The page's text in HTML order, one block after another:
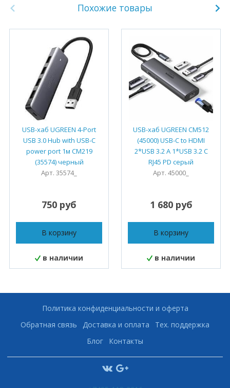
Похожие товары
USB-хаб UGREEN 4-Port
USB 3.0 Hub with USB-C
power port 1м CM219
(35574) черный
Арт. 35574_
750 руб
В корзину
в наличии
USB-хаб UGREEN CM512
(45000) USB-C to HDMI
2*USB 3.2 A 1*USB 3.2 C
RJ45 PD серый
Арт. 45000_
1 680 руб
В корзину
в наличии
Политика конфиденциальности и оферта
Обратная связь
Доставка и оплата
Тех. поддержка
Блог
Контакты